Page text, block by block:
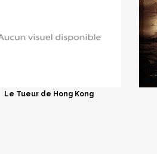
Le Tueur de Hong Kong